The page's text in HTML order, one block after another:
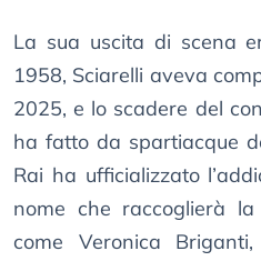
La sua uscita di scena
1958, Sciarelli aveva
2025, e lo scadere del
ha fatto da spartiacque
Rai ha ufficializzato
nome che raccoglierà
come Veronica